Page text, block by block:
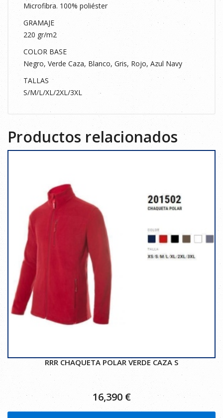
Microfibra. 100% poliéster
GRAMAJE
220 gr/m2
COLOR BASE
Negro, Verde Caza, Blanco, Gris, Rojo, Azul Navy
TALLAS
S/M/L/XL/2XL/3XL
Productos relacionados
RRR CHAQUETA POLAR VERDE CAZA S
16,390€